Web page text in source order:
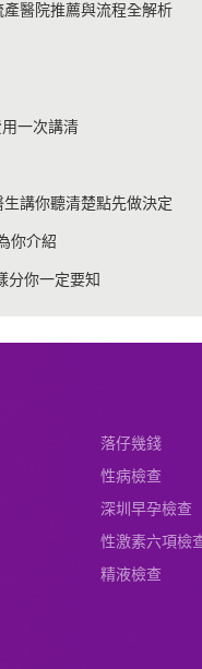
醫院推薦與流程全解析
一次講清
講你聽清楚點先做決定
你介紹
分你一定要知
落仔幾錢
性病檢查
深圳早孕檢查
性激素六項檢
精液檢查